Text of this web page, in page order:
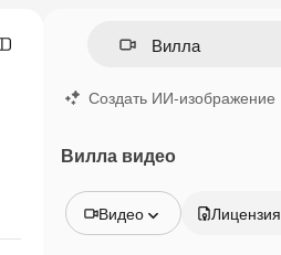
Создать ИИ-изображение
Вилла видео
Видео Лицензия